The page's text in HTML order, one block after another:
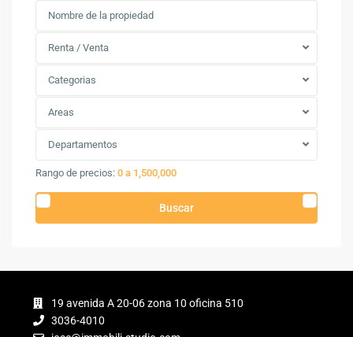
Renta / Venta
Categorias
Areas
Departamentos
Rango de precios: 0 a 1,500,000
Buscar
19 avenida A 20-06 zona 10 oficina 510
3036-4010